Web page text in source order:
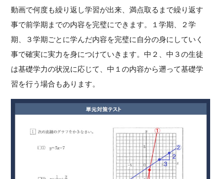
動画で何度も繰り返し学習が出来、満点取るまで繰り返す
事で前学期までの内容を完璧にできます。１学期、２学
期、３学期ごとに学んだ内容を完璧に自分の身にしていく
事で確実に実力を身につけていきます。中２、中３の生徒
は基礎学力の状況に応じて、中１の内容から遡って基礎学
習を行う場合もあります。